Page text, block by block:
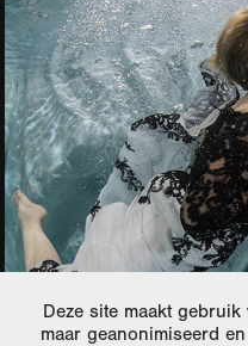
Deze site maakt
maar geanonimiseerd